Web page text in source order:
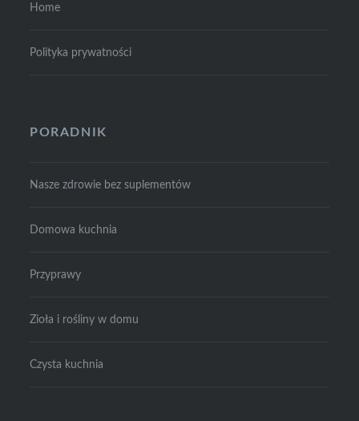
Home
Polityka prywatności
PORADNIK
Nasze zdrowie bez suplementów
Domowa kuchnia
Przyprawy
Zioła i rośliny w domu
Czysta kuchnia